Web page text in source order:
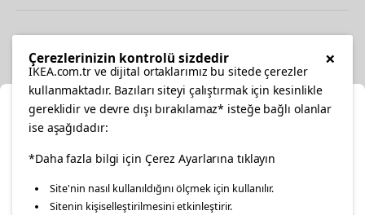
facebooktwitterinstagrampinterestyoutube
Konumunuzu Seçin
İnternetten vereceğiniz siparişlerinizde size özel hizmet ve
×
Çerezlerinizin kontrolü sizdedir
IKEA.com.tr ve dijital ortaklarımız bu sitede çerezler
kullanmaktadır. Bazıları siteyi çalıştırmak için kesinlikle
gereklidir ve devre dışı bırakılamaz* isteğe bağlı olanlar
ise aşağıdadır:
*Daha fazla bilgi için Çerez Ayarlarına tıklayın
Site'nin nasıl kullanıldığını ölçmek için kullanılır.
Sitenin kişiselleştirilmesini etkinleştirir.